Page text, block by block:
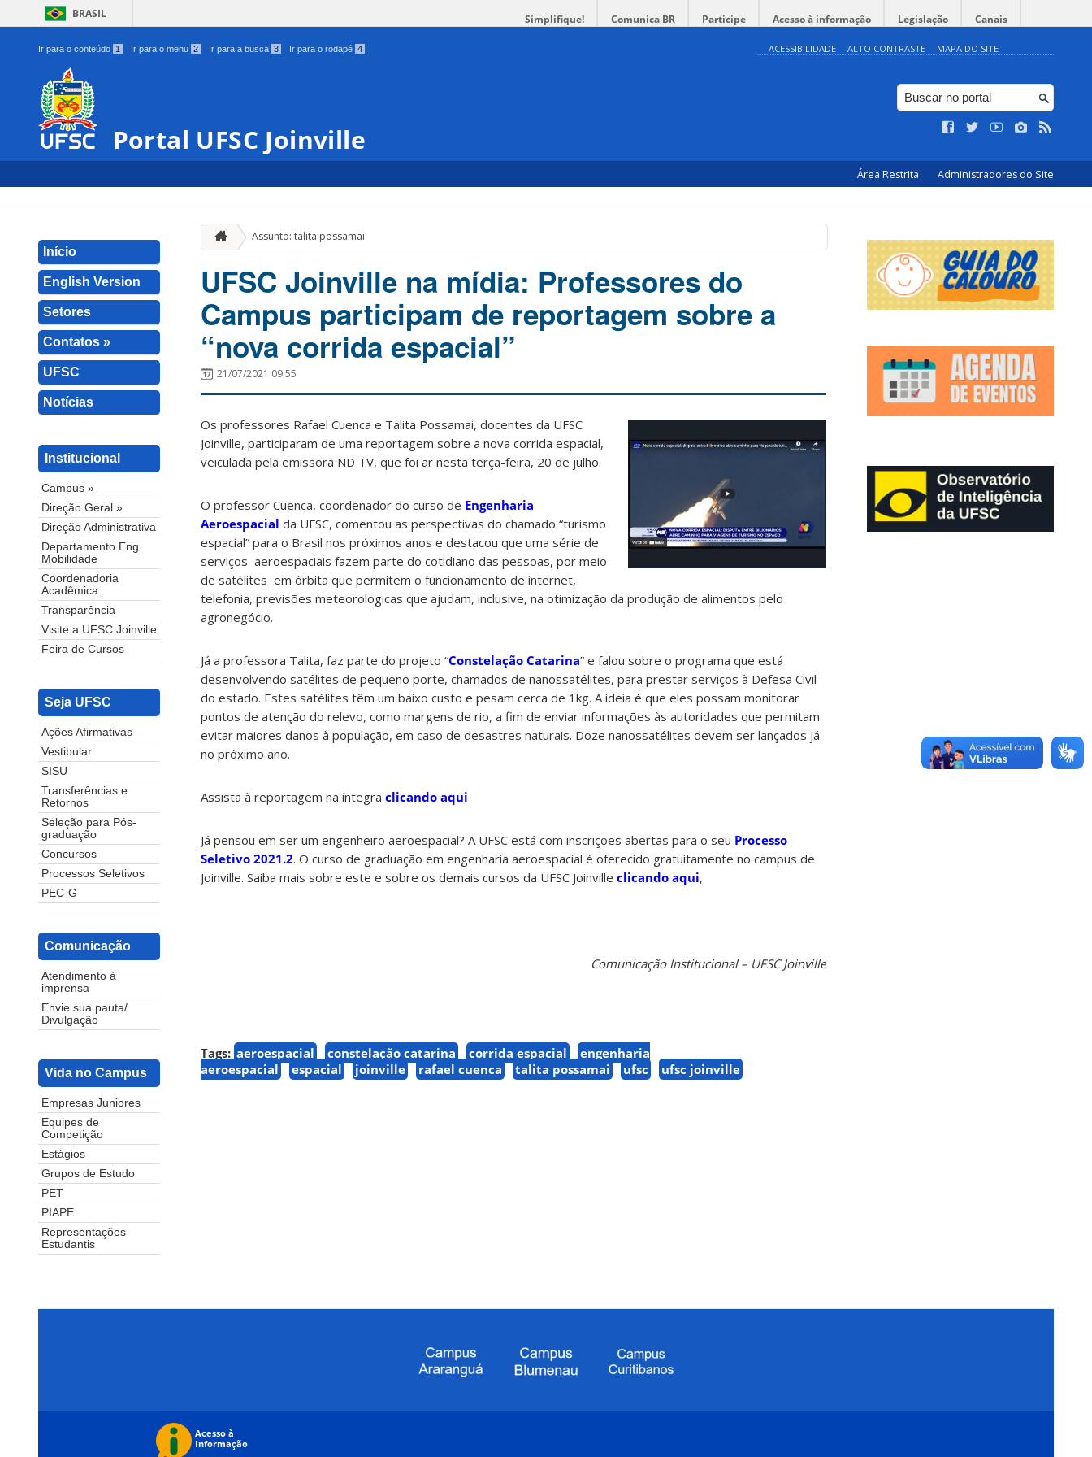
BRASIL Simplifique! Comunica BR Participe Acesso à informação Legislação Canais
Ir para o conteúdo 1 Ir para o menu 2 Ir para a busca 3 Ir para o rodapé 4 ACESSIBILIDADE ALTO CONTRASTE MAPA DO SITE
Portal UFSC Joinville
Área Restrita Administradores do Site
Início
English Version
Setores
Contatos »
UFSC
Notícias
Institucional
Campus »
Direção Geral »
Direção Administrativa
Departamento Eng.
Mobilidade
Coordenadoria
Acadêmica
Transparência
Visite a UFSC Joinville
Feira de Cursos
Seja UFSC
Ações Afirmativas
Vestibular
SISU
Transferências e
Retornos
Seleção para Pós-
graduação
Concursos
Processos Seletivos
PEC-G
Comunicação
Atendimento à
imprensa
Envie sua pauta/
Divulgação
Vida no Campus
Empresas Juniores
Equipes de
Competição
Estágios
Grupos de Estudo
PET
PIAPE
Representações
Estudantis
Assunto: talita possamai
UFSC Joinville na mídia: Professores do
Campus participam de reportagem sobre a
“nova corrida espacial”
21/07/2021 09:55
Os professores Rafael Cuenca e Talita Possamai, docentes da UFSC
Joinville, participaram de uma reportagem sobre a nova corrida espacial,
veiculada pela emissora ND TV, que foi ar nesta terça-feira, 20 de julho.
O professor Cuenca, coordenador do curso de Engenharia
Aeroespacial da UFSC, comentou as perspectivas do chamado “turismo
espacial” para o Brasil nos próximos anos e destacou que uma série de
serviços aeroespaciais fazem parte do cotidiano das pessoas, por meio
de satélites em órbita que permitem o funcionamento de internet,
telefonia, previsões meteorologicas que ajudam, inclusive, na otimização da produção de alimentos pelo
agronegócio.
Já a professora Talita, faz parte do projeto “Constelação Catarina” e falou sobre o programa que está
desenvolvendo satélites de pequeno porte, chamados de nanossatélites, para prestar serviços à Defesa Civil
do estado. Estes satélites têm um baixo custo e pesam cerca de 1kg. A ideia é que eles possam monitorar
pontos de atenção do relevo, como margens de rio, a fim de enviar informações às autoridades que permitam
evitar maiores danos à população, em caso de desastres naturais. Doze nanossatélites devem ser lançados já
no próximo ano.
Assista à reportagem na íntegra clicando aqui
Já pensou em ser um engenheiro aeroespacial? A UFSC está com inscrições abertas para o seu Processo
Seletivo 2021.2. O curso de graduação em engenharia aeroespacial é oferecido gratuitamente no campus de
Joinville. Saiba mais sobre este e sobre os demais cursos da UFSC Joinville clicando aqui,
Comunicação Institucional – UFSC Joinville
Tags: aeroespacial constelação catarina corrida espacial
engenharia
aeroespacial
espacial joinville rafael cuenca talita possamai ufsc ufsc joinville